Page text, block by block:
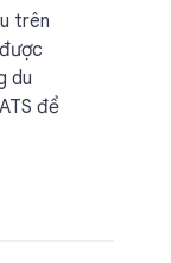
trên
du
để